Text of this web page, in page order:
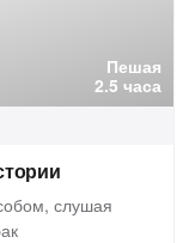
Пешая
2.5 часа
слушая